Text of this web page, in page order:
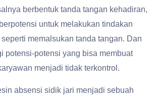
berbentuk tanda tangan kehadiran,
untuk melakukan tindakan
memalsukan tanda tangan. Dan
potensi-potensi yang bisa membuat
menjadi tidak terkontrol.
absensi sidik jari menjadi sebuah